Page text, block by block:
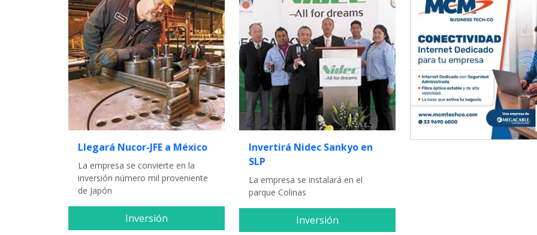
Llegará Nucor-JFE a México
La empresa se convierte en la
inversión número mil proveniente
de Japón
Inversión
Invertirá Nidec Sankyo en
SLP
La empresa se instalará en el
parque Colinas
Inversión